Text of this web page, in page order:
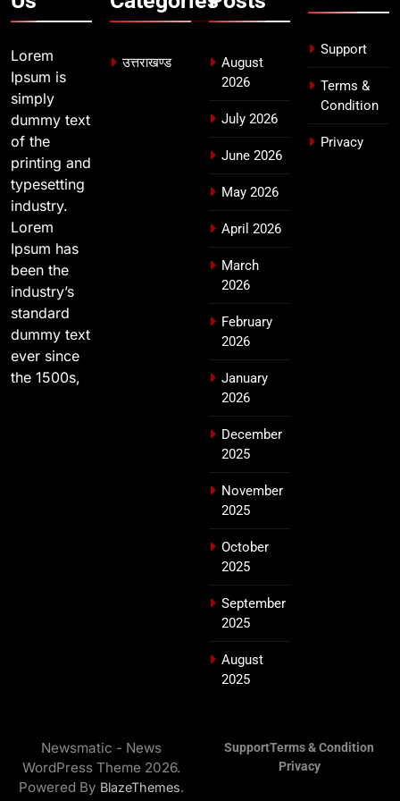
8
दिल्ली-देहरादून आर्थिक कॉरिडोर से जुड़ी
12 किमी ग्रीनफील्ड बाईपास परियोजना
का डीएम ने किया निरीक्षण; समयबद्ध एवं
गुणवत्तापूर्ण निर्माण सुनिश्चित करने के
निर्देश, सुरक्षा मानकों से कोई समझौता
Lorem
Ipsum is
simply
dummy text
of the
printing and
typesetting
industry.
Lorem
Ipsum has
been the
industry’s
standard
dummy text
ever since
the 1500s,
उत्तराखण्ड
August
2026
July 2026
June 2026
May 2026
April 2026
March
2026
February
2026
January
2026
December
2025
November
2025
October
2025
September
2025
August
2025
Support
Terms &
Condition
Privacy
Newsmatic - News
WordPress Theme 2026.
Powered By BlazeThemes.
SupportTerms & Condition
Privacy